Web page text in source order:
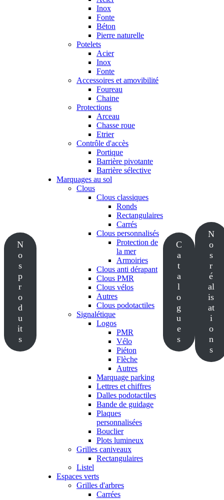
N
o
s
p
r
o
d
u
it
s
Inox
Fonte
Béton
Pierre naturelle
Potelets
Acier
Inox
Fonte
Accessoires et amovibilité
Foureau
Chaine
Protections
Arceau
Chasse roue
Etrier
Contrôle d'accès
Portique
Barrière pivotante
Barrière sélective
Marquages au sol
Clous
Clous classiques
Ronds
Rectangulaires
Carrés
Clous personnalisés
Protection de
la mer
Armoiries
Clous anti dérapant
Clous PMR
Clous vélos
Autres
Clous podotactiles
Signalétique
Logos
PMR
Vélo
Piéton
Flèche
Autres
Marquage parking
Lettres et chiffres
Dalles podotactiles
Bande de guidage
Plaques
personnalisées
Bouclier
Plots lumineux
Grilles caniveaux
Rectangulaires
Listel
Espaces verts
Grilles d'arbres
Carrées
C
a
t
a
l
o
g
u
e
s
N
o
s
r
é
al
is
at
i
o
n
s